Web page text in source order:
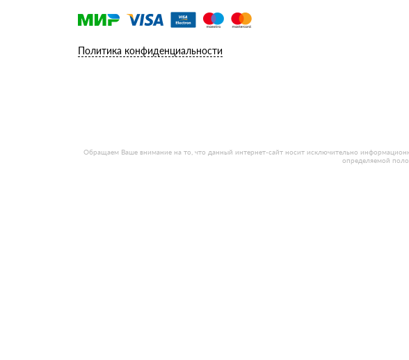
Политика конфиденциальности